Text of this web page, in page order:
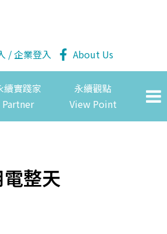
/企業登入 About Us
續實踐家
Partner
永續觀點
View Point
整天